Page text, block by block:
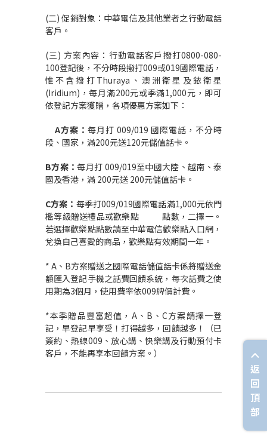
(二) 促銷對象：中華電信及其他業者之行動電話
客戶。
(三) 方案內容：行動電話客戶撥打0800-080-
100登記後，不分時段撥打009或019國際電話，
惟不含撥打Thuraya、澳洲衛星及銥衛星
(Iridium)，每月滿200元或季滿1,000元，即可
依登記方案獲贈，各項優惠方案如下：
A方案： 每月打 009/019 國際電話，不分時
段、國家，滿200元送120元儲值話卡。
B方案：每月打 009/019至中國大陸、越南、泰
國及香港，滿 200元送 200元儲值話卡。
C方案： 每季打009/019國際電話滿1,000元依門
檻等級贈送禮品或歡樂點 點數，二擇一。
若選擇歡樂點點數請至中華電信歡樂點入口網，
兌換自己喜愛的商品，歡樂點有效期間一年。
* A、B方案贈送之國際電話儲值話卡係將贈送金
額匯入登記手機之話費回饋系統，每次話費之使
用期為3個月，使用費率依009牌價計費。
*本季贈品豐富超值，A、B、C方案請擇一登
記，早登記早享受！打得越多，回饋越多！（已
簽約、熱線009、放心講、快樂講及行動預付卡
客戶，不能再享本回饋方案。）
返
回
頂
部